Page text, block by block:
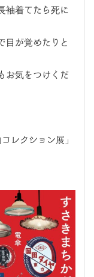
袖着てたら死に
目が覚めたりと
お気をつけくだ
レクション展」